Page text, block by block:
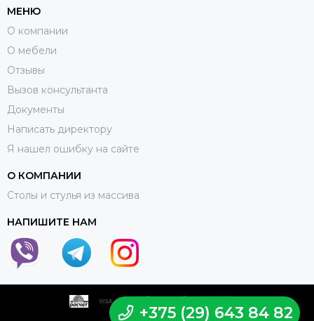
МЕНЮ
О компании
О мебели
Отзывы
Вызов консультанта
Документы
Написать директору
Я нашел ошибку на сайте
О КОМПАНИИ
Столы и стулья из массива
НАПИШИТЕ НАМ
+375 (29) 643 84 82